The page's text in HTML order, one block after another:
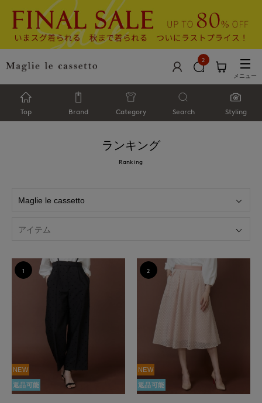
2
メニュー
Top Brand Category Search Styling
ランキング
Ranking
NEW
返品可能
1
NEW
返品可能
2